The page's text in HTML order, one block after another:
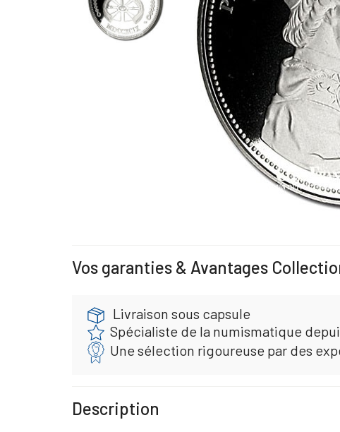
Vos garanties & Avantages
Livraison sous capsule
Spécialiste de la numismatique
Une sélection rigoureuse par des
Description